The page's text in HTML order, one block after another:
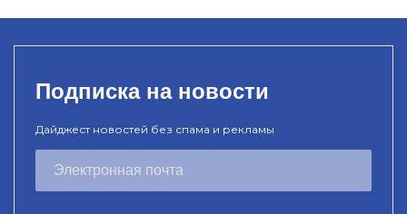
Подписка на новости
Дайджест новостей без спама и рекламы